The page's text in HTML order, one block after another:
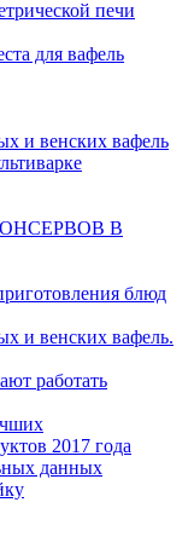
печи
для вафель
и венских вафель
В
блюд
и венских вафель.
работать
2017 года
данных